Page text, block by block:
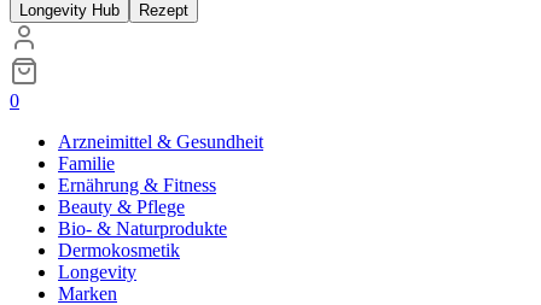
Longevity Hub Rezept
0
Arzneimittel & Gesundheit
Familie
Ernährung & Fitness
Beauty & Pflege
Bio- & Naturprodukte
Dermokosmetik
Longevity
Marken